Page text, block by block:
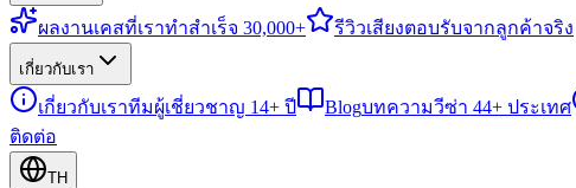
ผลงานเคสที่เราทำสำเร็จ 30,000+ รีวิวเสียงตอบรับจากลูกค้าจริง
เกี่ยวกับเรา
เกี่ยวกับเราทีมผู้เชี่ยวชาญ 14+ ปี Blogบทความวีซ่า 44+ ประเทศ
ติดต่อ
TH